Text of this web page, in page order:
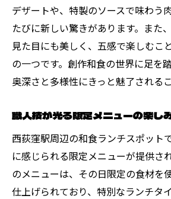
デザートや、特製のソースで味わう
たびに新しい驚きがあります。また
見た目にも美しく、五感で楽しむこ
の一つです。創作和食の世界に足を
奥深さと多様性にきっと魅了される
職人技が光る限定メニューの楽し
西荻窪駅周辺の和食ランチスポット
に感じられる限定メニューが提供さ
のメニューは、その日限定の食材を
仕上げられており、特別なランチタ